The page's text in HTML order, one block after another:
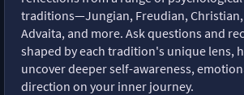
traditions—Jungian, Freudian,
Advaita, and more. Ask questions and
shaped by each tradition's unique lens,
uncover deeper self-awareness,
direction on your inner journey.